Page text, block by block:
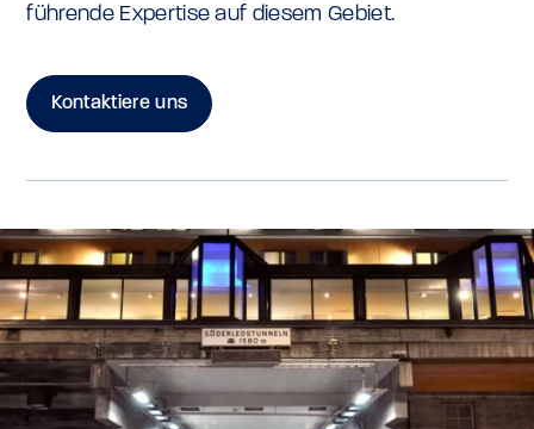
führende Expertise auf diesem Gebiet.
Kontaktiere uns